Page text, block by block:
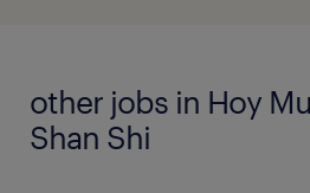
other jobs in Hoy
Shan Shi